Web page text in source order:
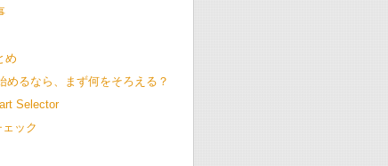
め
めるなら、まず何をそろえる？
Selector
ック